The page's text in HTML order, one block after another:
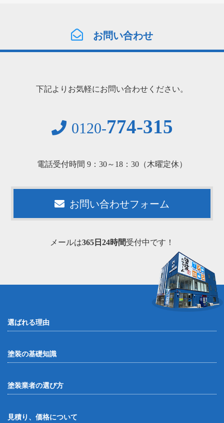
お問い合わせ
下記よりお気軽にお問い合わせください。
0120-774-315
電話受付時間 9：30～18：30（木曜定休）
お問い合わせフォーム
メールは365日24時間受付中です！
選ばれる理由
塗装の基礎知識
塗装業者の選び方
見積り、価格について